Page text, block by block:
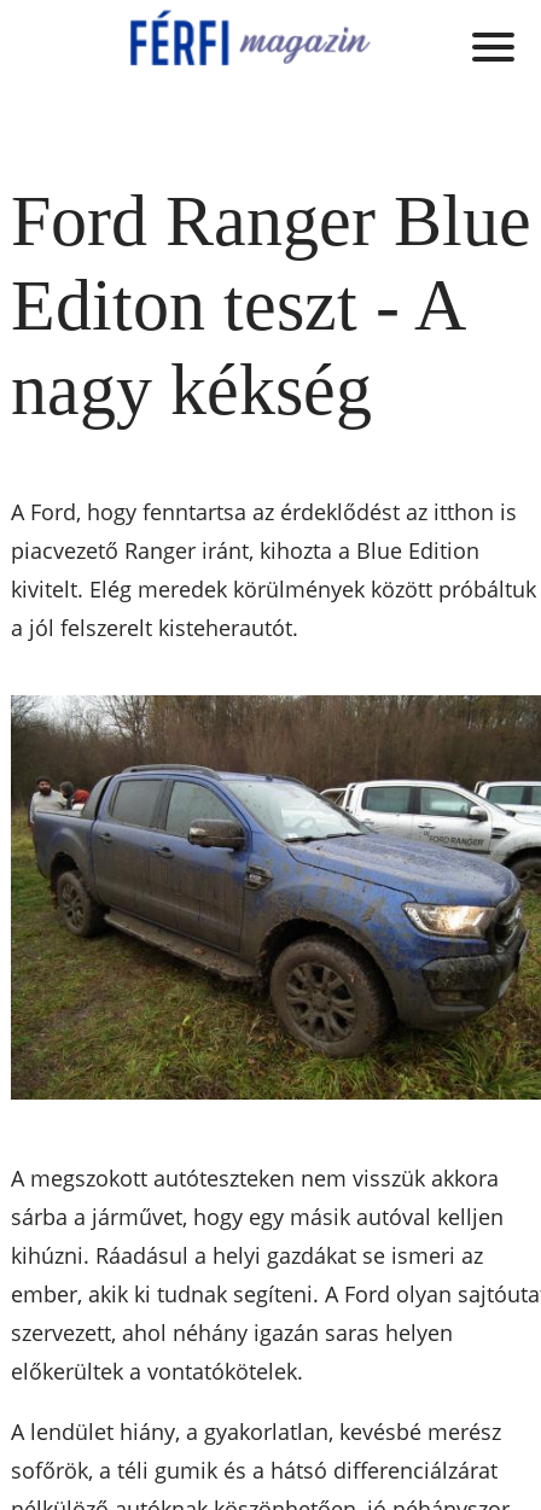
Ford Ranger Blue
Editon teszt - A
nagy kékség
A Ford, hogy fenntartsa az érdeklődést az itthon is
piacvezető Ranger iránt, kihozta a Blue Edition
kivitelt. Elég meredek körülmények között próbáltuk
a jól felszerelt kisteherautót.
A megszokott autóteszteken nem visszük akkora
sárba a járművet, hogy egy másik autóval kelljen
kihúzni. Ráadásul a helyi gazdákat se ismeri az
ember, akik ki tudnak segíteni. A Ford olyan
szervezett, ahol néhány igazán saras helyen
előkerültek a vontatókötelek.
A lendület hiány, a gyakorlatlan, kevésbé merész
sofőrök, a téli gumik és a hátsó differenciálzárat